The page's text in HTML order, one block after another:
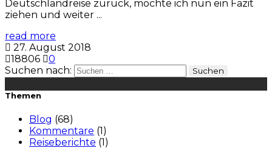
Deutschlandreise zurück, möchte ich nun ein Fazit
ziehen und weiter ...
read more
27. August 2018
18806
0
Suchen nach:
Themen
Blog (68)
Kommentare (1)
Reiseberichte (1)